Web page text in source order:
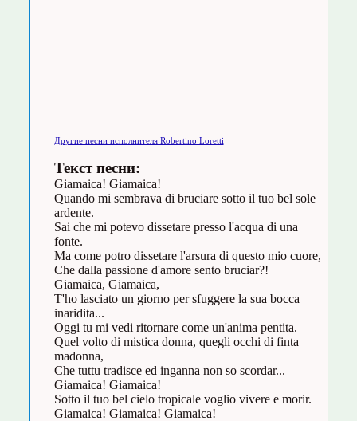
Другие песни исполнителя Robertino Loretti
Текст песни:
Giamaica! Giamaica!
Quando mi sembrava di bruciare sotto il tuo bel sole
ardente.
Sai che mi potevo dissetare presso l'acqua di una
fonte.
Ma come potro dissetare l'arsura di questo mio cuore,
Che dalla passione d'amore sento bruciar?!
Giamaica, Giamaica,
T'ho lasciato un giorno per sfuggere la sua bocca
inaridita...
Oggi tu mi vedi ritornare come un'anima pentita.
Quel volto di mistica donna, quegli occhi di finta
madonna,
Che tuttu tradisce ed inganna non so scordar...
Giamaica! Giamaica!
Sotto il tuo bel cielo tropicale voglio vivere e morir.
Giamaica! Giamaica! Giamaica!